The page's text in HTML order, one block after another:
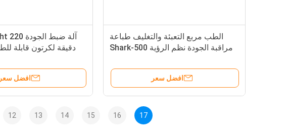
افضل سعر
الطب مربع التعبئة والتغليف طباعة
مراقبة الجودة نظم الرؤية Shark-500
افضل سعر
12 13 14 15 16 17